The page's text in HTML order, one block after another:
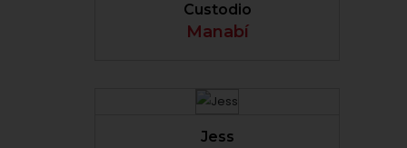
Custodio
Manabí
Jess